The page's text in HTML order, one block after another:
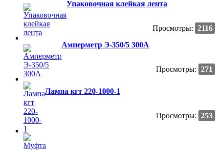
Упаковочная клейкая лента
Просмотры: 2116
Амперметр Э-350/5 300А
Просмотры: 271
Лампа кгт 220-1000-1
Просмотры: 253